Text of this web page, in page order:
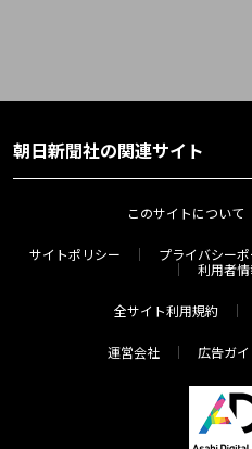
朝日新聞社の関連サイト
このサイトについて
サイトポリシー プライバシー
利用者
全サイト利用規約
運営会社 広告ガ